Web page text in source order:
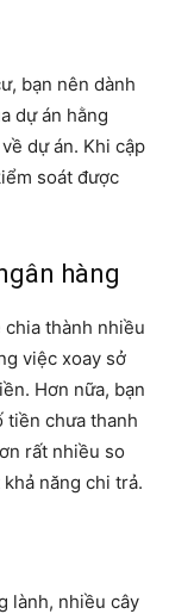
bạn nên dành
dự án hằng
dự án. Khi cập
soát được
hàng
thành nhiều
việc xoay sở
Hơn nữa, bạn
tiền chưa thanh
rất nhiều so
năng chi trả.
lành, nhiều cây